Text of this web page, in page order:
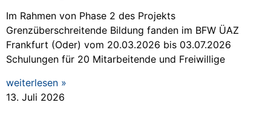
Im Rahmen von Phase 2 des Projekts
Grenzüberschreitende Bildung fanden im BFW ÜAZ
Frankfurt (Oder) vom 20.03.2026 bis 03.07.2026
Schulungen für 20 Mitarbeitende und Freiwillige
weiterlesen »
13. Juli 2026